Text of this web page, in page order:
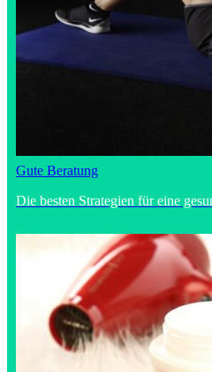
Gute Beratung
Die besten Strategien für eine